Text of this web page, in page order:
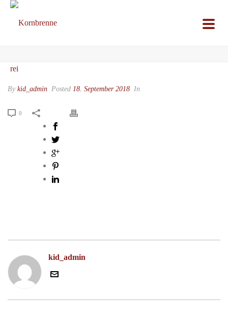
By kid_admin Posted 18. September 2018 In
0
kid_admin